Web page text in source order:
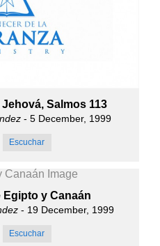
Salmos 113
- 5 December, 1999
Escuchar
Egipto y Canaán
- 19 December, 1999
Escuchar